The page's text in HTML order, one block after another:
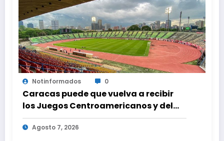
Notinformados 0
Caracas puede que vuelva a recibir
los Juegos Centroamericanos y del
Caribe tras mas de 70 años
Agosto 7, 2026